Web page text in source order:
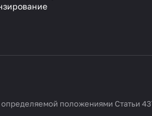
положениями Статьи